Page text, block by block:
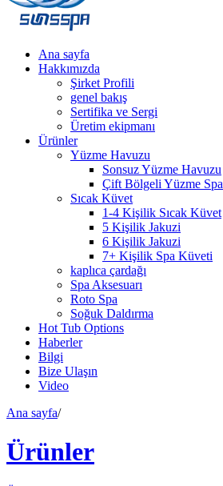
Ana sayfa
Hakkımızda
Şirket Profili
genel bakış
Sertifika ve Sergi
Üretim ekipmanı
Ürünler
Yüzme Havuzu
Sonsuz Yüzme Havuzu
Çift Bölgeli Yüzme Spa
Sıcak Küvet
1-4 Kişilik Sıcak Küvet
5 Kişilik Jakuzi
6 Kişilik Jakuzi
7+ Kişilik Spa Küveti
kaplıca çardağı
Spa Aksesuarı
Roto Spa
Soğuk Daldırma
Hot Tub Options
Haberler
Bilgi
Bize Ulaşın
Video
Ana sayfa/
Ürünler